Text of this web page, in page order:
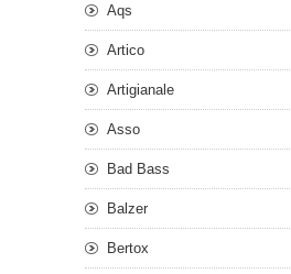
Aqs
Artico
Artigianale
Asso
Bad Bass
Balzer
Bertox